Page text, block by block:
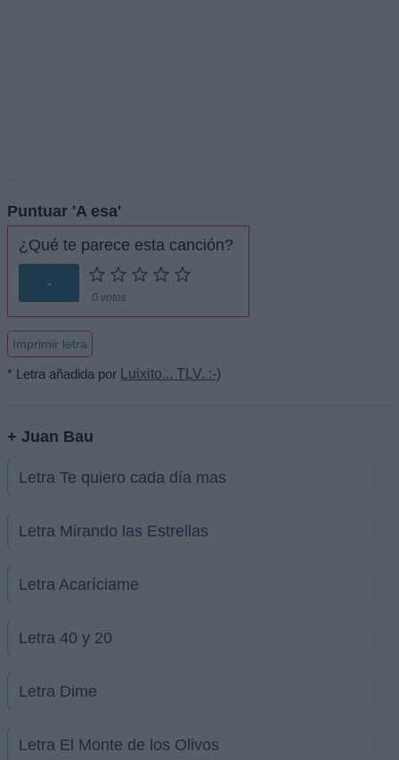
Puntuar 'A esa'
¿Qué te parece esta canción?
-
0 votos
Imprimir letra
* Letra añadida por Luixito... TLV. :-)
+ Juan Bau
Letra Te quiero cada día mas
Letra Mirando las Estrellas
Letra Acaríciame
Letra 40 y 20
Letra Dime
Letra El Monte de los Olivos